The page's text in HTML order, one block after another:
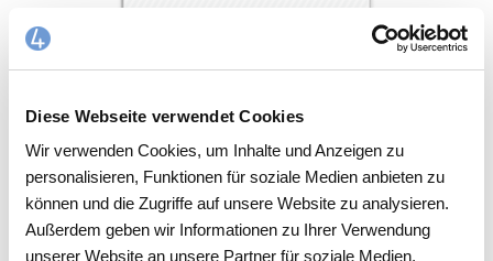
Diese Webseite verwendet Cookies
Wir verwenden Cookies, um Inhalte und Anzeigen zu
personalisieren, Funktionen für soziale Medien anbieten zu
können und die Zugriffe auf unsere Website zu analysieren.
Außerdem geben wir Informationen zu Ihrer Verwendung
unserer Website an unsere Partner für soziale Medien,
FiBu-Export an Datev oder